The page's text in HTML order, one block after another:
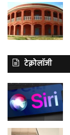
टेक्नोलॉजी